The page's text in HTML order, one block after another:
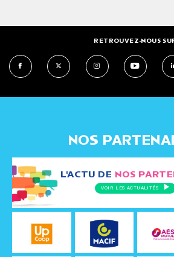
RETROUVEZ-NOUS
NOS
L'ACTU DE NOS
VOIR LES ACTUALITÉS